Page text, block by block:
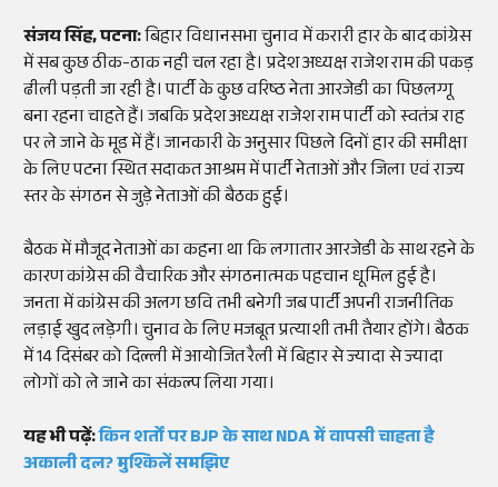
संजय सिंह, पटना:बिहार विधानसभा चुनाव में करारी हार के बाद कांग्रेस
में सब कुछ ठीक-ठाक नही चल रहा है। प्रदेश अध्यक्ष राजेश राम की पकड़
ढीली पड़ती जा रही है। पार्टी के कुछ वरिष्ठ नेता आरजेडी का पिछलग्गू
बना रहना चाहते हैं। जबकि प्रदेश अध्यक्ष राजेश राम पार्टी को स्वतंत्र राह
पर ले जाने के मूड में हैं। जानकारी के अनुसार पिछले दिनों हार की समीक्षा
के लिए पटना स्थित सदाकत आश्रम में पार्टी नेताओं और जिला एवं राज्य
स्तर के संगठन से जुड़े नेताओं की बैठक हुई।
बैठक में मौजूद नेताओं का कहना था कि लगातार आरजेडी के साथ रहने के
कारण कांग्रेस की वैचारिक और संगठनात्मक पहचान धूमिल हुई है।
जनता में कांग्रेस की अलग छवि तभी बनेगी जब पार्टी अपनी राजनीतिक
लड़ाई खुद लड़ेगी। चुनाव के लिए मजबूत प्रत्याशी तभी तैयार होंगे। बैठक
में 14 दिसंबर को दिल्ली में आयोजित रैली में बिहार से ज्यादा से ज्यादा
लोगों को ले जाने का संकल्प लिया गया।
यह भी पढ़ें:किन शर्तों पर BJP के साथ NDA में वापसी चाहता है
अकाली दल? मुश्किलें समझिए